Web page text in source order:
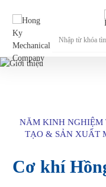
NĂM KINH NGHIỆM
TẠO & SẢN XUẤT
Cơ khí